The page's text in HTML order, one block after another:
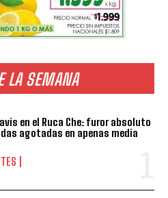
LA SEMANA
en el Ruca Che: furor absoluto
agotadas en apenas media